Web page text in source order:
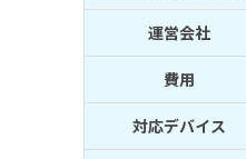
運営会社
費用
対応デバイス